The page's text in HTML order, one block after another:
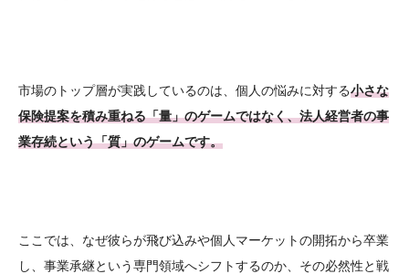
市場のトップ層が実践しているのは、個人の悩みに対する小さな
保険提案を積み重ねる「量」のゲームではなく、法人経営者の事
業存続という「質」のゲームです。
ここでは、なぜ彼らが飛び込みや個人マーケットの開拓から卒業
し、事業承継という専門領域へシフトするのか、その必然性と戦